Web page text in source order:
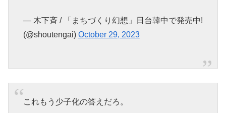
— 木下斉 / 「まちづくり幻想」日台韓中で発売中!
(@shoutengai) October 29, 2023
これもう少子化の答えだろ。